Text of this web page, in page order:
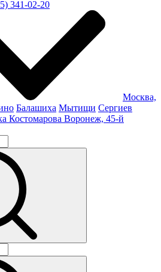
341-02-20
Москва,
Балашиха Мытищи Сергиев
Костомарова Воронеж, 45-й